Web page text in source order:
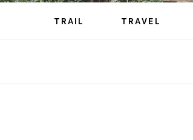
TRAIL TRAVEL